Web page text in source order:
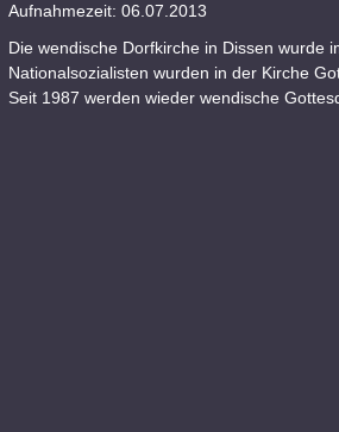
Aufnahmezeit: 06.07.2013
Die wendische Dorfkirche in Dissen wurde
Nationalsozialisten wurden in der Kirche
Seit 1987 werden wieder wendische